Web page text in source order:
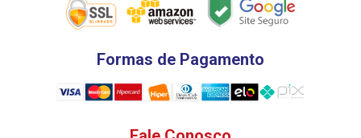
Formas de Pagamento